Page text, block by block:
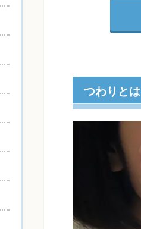
つわりとは